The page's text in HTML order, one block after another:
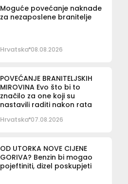
Moguće povećanje naknade
za nezaposlene branitelje
Hrvatska 08.08.2026
POVEĆANJE BRANITELJSKIH
MIROVINA Evo što bi to
značilo za one koji su
nastavili raditi nakon rata
Hrvatska 07.08.2026
OD UTORKA NOVE CIJENE
GORIVA? Benzin bi mogao
pojeftiniti, dizel poskupjeti